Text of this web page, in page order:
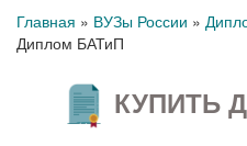
Главная » ВУЗы России »
Диплом БАТиП
КУПИТЬ